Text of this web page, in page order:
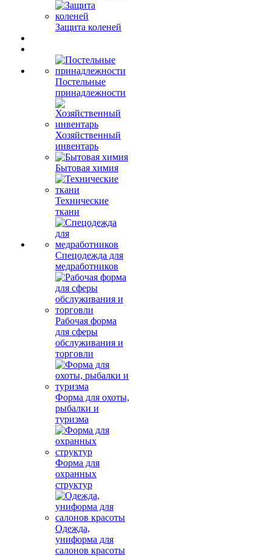
Защита коленей
Постельные
принадлежности
Хозяйственный
инвентарь
Бытовая химия
Технические
ткани
Спецодежда для
медработников
Рабочая форма
для сферы
обслуживания и
торговли
Форма для охоты,
рыбалки и
туризма
Форма для
охранных
структур
Одежда,
униформа для
салонов красоты